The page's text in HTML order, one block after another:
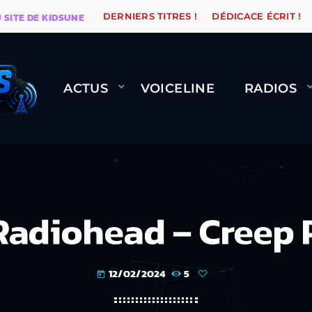
KIDSUNE WARÉTRO ORANGE ROAD QUI PASSE,
DERNIERS TITRES ! DÉDICACE ÉCRIT !
ACTUS VOICELINE RADIOS
–
today 12/02/2024 5